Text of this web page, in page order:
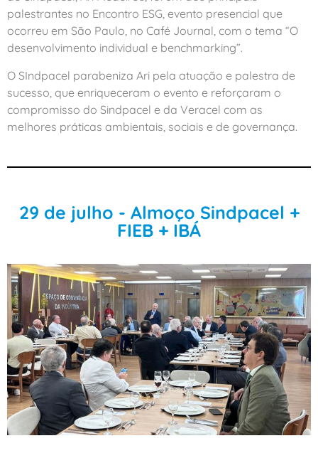
palestrantes no Encontro ESG, evento presencial que
ocorreu em São Paulo, no Café Journal, com o tema “O
desenvolvimento individual e benchmarking”.
O SIndpacel parabeniza Ari pela atuação e palestra de
sucesso, que enriqueceram o evento e reforçaram o
compromisso do Sindpacel e da Veracel com as
melhores práticas ambientais, sociais e de governança.
29 de julho - Almoço Sindpacel +
FIEB + IBÁ